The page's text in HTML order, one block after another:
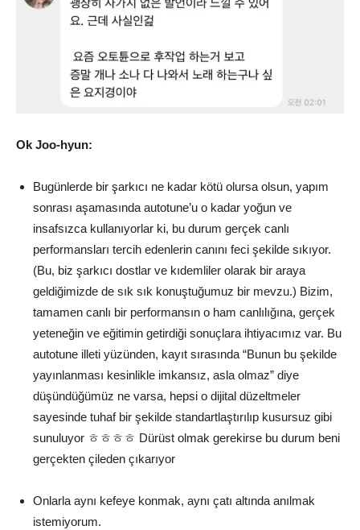
Ok Joo-hyun:
Bugünlerde bir şarkıcı ne kadar kötü olursa olsun, yapım
sonrası aşamasında autotune’u o kadar yoğun ve
insafsızca kullanıyorlar ki, bu durum gerçek canlı
performansları tercih edenlerin canını feci şekilde sıkıyor.
(Bu, biz şarkıcı dostlar ve kıdemliler olarak bir araya
geldiğimizde de sık sık konuştuğumuz bir mevzu.) Bizim,
tamamen canlı bir performansın o ham canlılığına, gerçek
yeteneğin ve eğitimin getirdiği sonuçlara ihtiyacımız var. Bu
autotune illeti yüzünden, kayıt sırasında “Bunun bu şekilde
yayınlanması kesinlikle imkansız, asla olmaz” diye
düşündüğümüz ne varsa, hepsi o dijital düzeltmeler
sayesinde tuhaf bir şekilde standartlaştırılıp kusursuz gibi
sunuluyor ㅎㅎㅎㅎ Dürüst olmak gerekirse bu durum beni
gerçekten çileden çıkarıyor
Onlarla aynı kefeye konmak, aynı çatı altında anılmak
istemiyorum.